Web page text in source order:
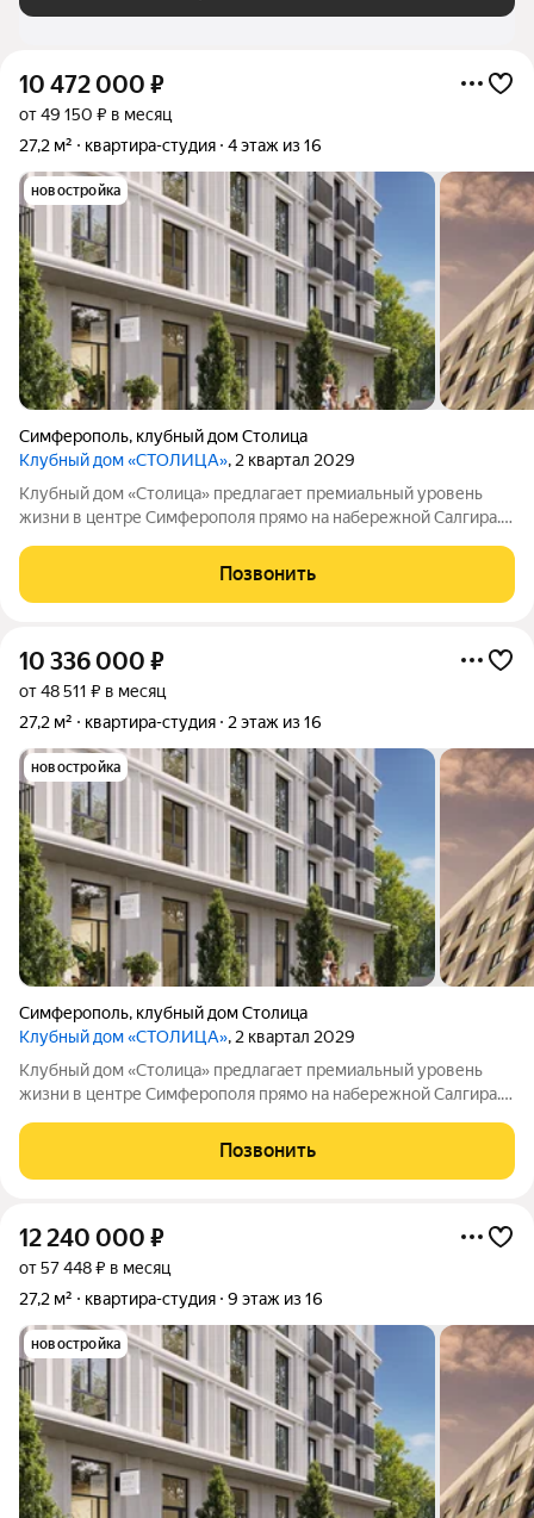
10 472 000 ₽
от 49 150 ₽ в месяц
27,2 м²
квартира-студия 4 этаж из 16
новостройка
Симферополь, клубный дом Столица
Клубный дом «СТОЛИЦА», 2 квартал 2029
Клубный дом «Столица» предлагает премиальный уровень
жизни в центре Симферополя прямо на набережной Салгира.
задаёт новые стандарты жилой архитектуры в городе: он
сочетает престижное расположение,
Позвонить
10 336 000 ₽
от 48 511 ₽ в месяц
27,2 м²
квартира-студия 2 этаж из 16
новостройка
Симферополь, клубный дом Столица
Клубный дом «СТОЛИЦА», 2 квартал 2029
Клубный дом «Столица» предлагает премиальный уровень
жизни в центре Симферополя прямо на набережной Салгира.
особый образ жизни и соответствующее окружение.
Девелопер «ИнтерСтрой» представляет
Позвонить
12 240 000 ₽
от 57 448 ₽ в месяц
27,2 м²
квартира-студия 9 этаж из 16
новостройка